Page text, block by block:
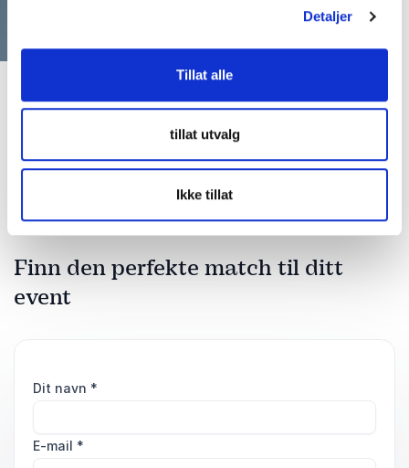
Detaljer
Tillat alle
tillat utvalg
Ikke tillat
Finn den perfekte match til ditt
event
Dit navn *
E-mail *